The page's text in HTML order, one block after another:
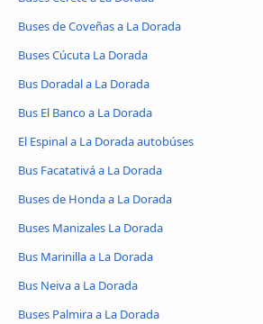
Buses de Coveñas a La Dorada
Buses Cúcuta La Dorada
Bus Doradal a La Dorada
Bus El Banco a La Dorada
El Espinal a La Dorada autobúses
Bus Facatativá a La Dorada
Buses de Honda a La Dorada
Buses Manizales La Dorada
Bus Marinilla a La Dorada
Bus Neiva a La Dorada
Buses Palmira a La Dorada